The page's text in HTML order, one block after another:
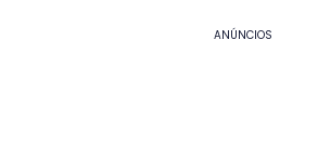
ANÚNCIOS